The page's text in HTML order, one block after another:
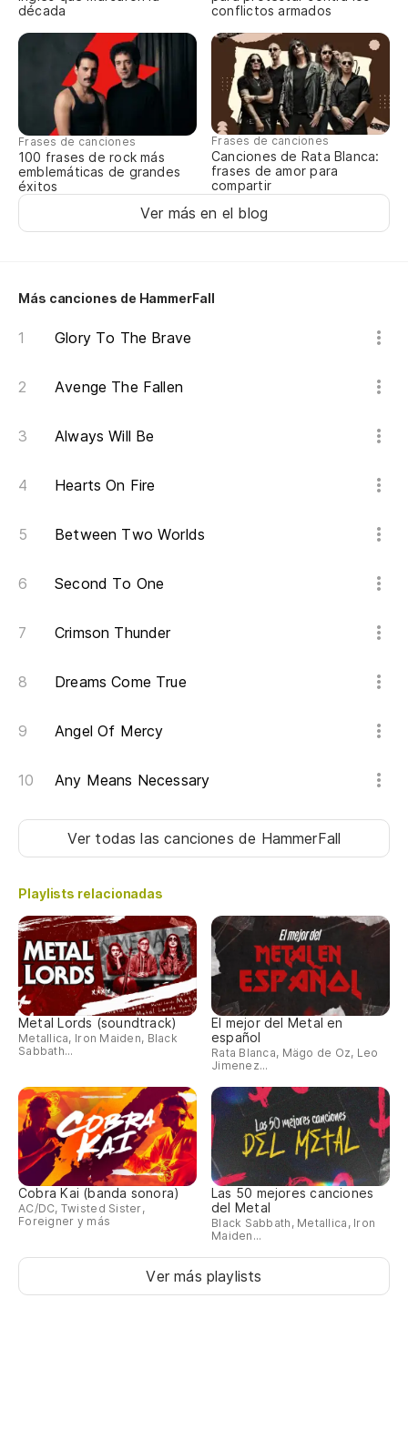
década
conflictos armados
Frases de canciones
100 frases de rock más
emblemáticas de grandes
éxitos
Frases de canciones
Canciones de Rata Blanca:
frases de amor para
compartir
Ver más en el blog
Más canciones de HammerFall
Glory To The Brave
Avenge The Fallen
Always Will Be
Hearts On Fire
Between Two Worlds
Second To One
Crimson Thunder
Dreams Come True
Angel Of Mercy
Any Means Necessary
Ver todas las canciones de HammerFall
Playlists relacionadas
Metal Lords (soundtrack)
Metallica, Iron Maiden, Black
Sabbath...
El mejor del Metal en
español
Rata Blanca, Mägo de Oz, Leo
Jimenez...
Cobra Kai (banda sonora)
AC/DC, Twisted Sister,
Foreigner y más
Las 50 mejores canciones
del Metal
Black Sabbath, Metallica, Iron
Maiden...
Ver más playlists